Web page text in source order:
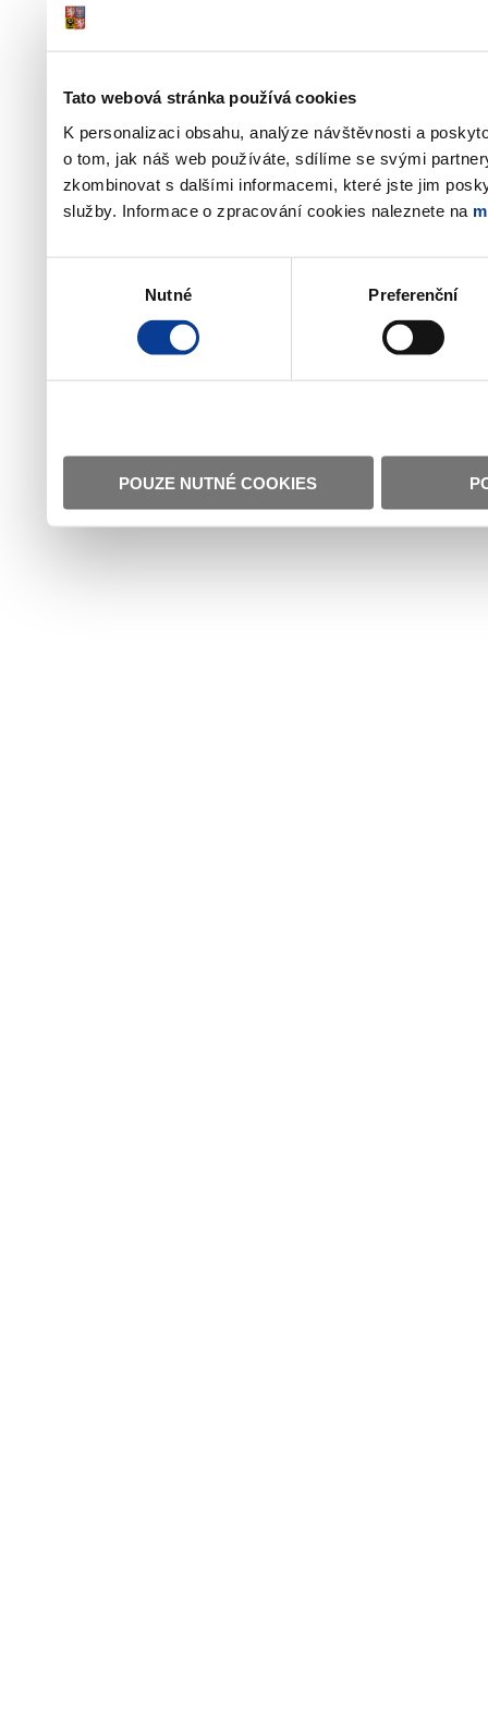
Tato webová stránka používá cookies
K personalizaci obsahu, analýze návštěvnosti a
o tom, jak náš web používáte, sdílíme se svými
zkombinovat s dalšími informacemi, které jste jim
služby. Informace o zpracování cookies naleznete na
Nutné Preferenční
POUZE NUTNÉ COOKIES